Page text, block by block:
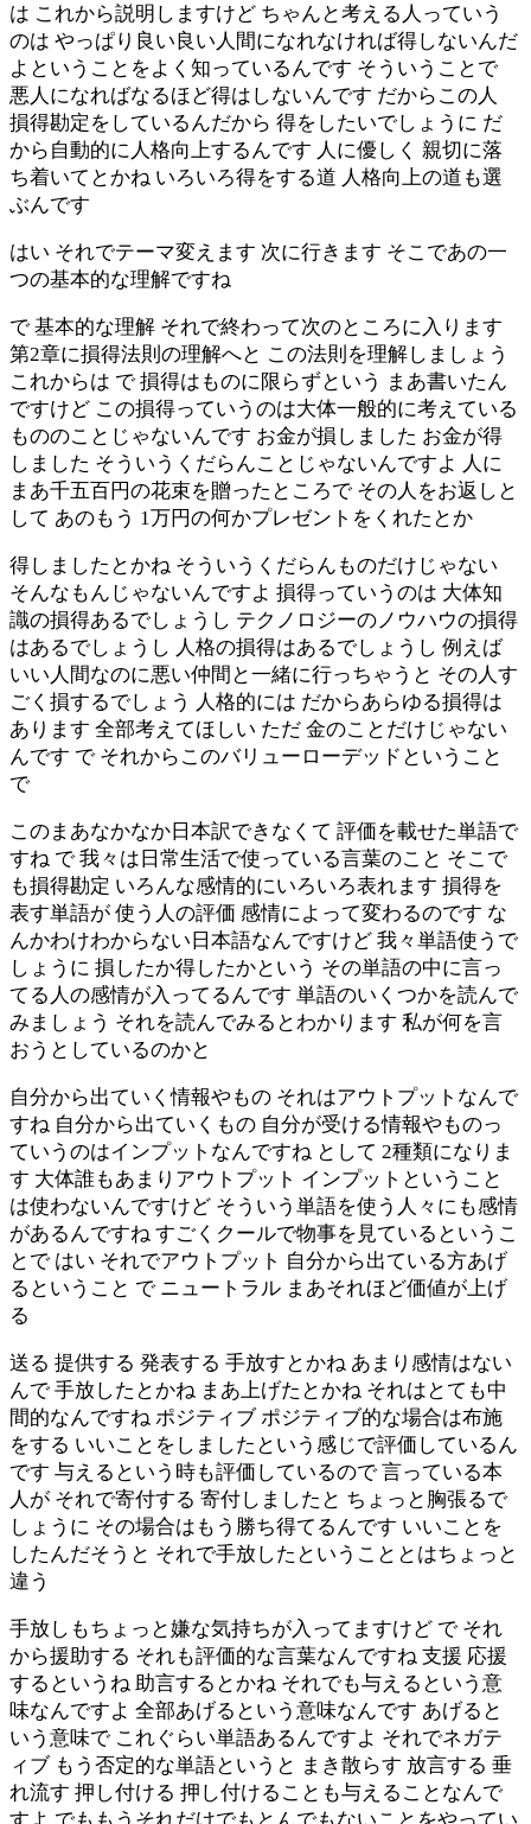
は これから説明しますけど ちゃんと考える人っていう
のは やっぱり良い良い人間になれなければ得しないんだ
よということをよく知っているんです そういうことで
悪人になればなるほど得はしないんです だからこの人
損得勘定をしているんだから 得をしたいでしょうに だ
から自動的に人格向上するんです 人に優しく 親切に落
ち着いてとかね いろいろ得をする道 人格向上の道も選
ぶんです
はい それでテーマ変えます 次に行きます そこであの一
つの基本的な理解ですね
で 基本的な理解 それで終わって次のところに入ります
第2章に損得法則の理解へと この法則を理解しましょう
これからは で 損得はものに限らずという まあ書いたん
ですけど この損得っていうのは大体一般的に考えている
もののことじゃないんです お金が損しました お金が得
しました そういうくだらんことじゃないんですよ 人に
まあ千五百円の花束を贈ったところで その人をお返しと
して あのもう 1万円の何かプレゼントをくれたとか
得しましたとかね そういうくだらんものだけじゃない
そんなもんじゃないんですよ 損得っていうのは 大体知
識の損得あるでしょうし テクノロジーのノウハウの損得
はあるでしょうし 人格の損得はあるでしょうし 例えば
いい人間なのに悪い仲間と一緒に行っちゃうと その人す
ごく損するでしょう 人格的には だからあらゆる損得は
あります 全部考えてほしい ただ 金のことだけじゃない
んです で それからこのバリューローデッドということ
で
このまあなかなか日本訳できなくて 評価を載せた単語で
すね で 我々は日常生活で使っている言葉のこと そこで
も損得勘定 いろんな感情的にいろいろ表れます 損得を
表す単語が 使う人の評価 感情によって変わるのです な
んかわけわからない日本語なんですけど 我々単語使うで
しょうに 損したか得したかという その単語の中に言っ
てる人の感情が入ってるんです 単語のいくつかを読んで
みましょう それを読んでみるとわかります 私が何を言
おうとしているのかと
自分から出ていく情報やもの それはアウトプットなんで
すね 自分から出ていくもの 自分が受ける情報やものっ
ていうのはインプットなんですね として 2種類になりま
す 大体誰もあまりアウトプット インプットということ
は使わないんですけど そういう単語を使う人々にも感情
があるんですね すごくクールで物事を見ているというこ
とで はい それでアウトプット 自分から出ている方あげ
るということ で ニュートラル まあそれほど価値が上げ
る
送る 提供する 発表する 手放すとかね あまり感情はない
んで 手放したとかね まあ上げたとかね それはとても中
間的なんですね ポジティブ ポジティブ的な場合は布施
をする いいことをしましたという感じで評価しているん
です 与えるという時も評価しているので 言っている本
人が それで寄付する 寄付しましたと ちょっと胸張るで
しょうに その場合はもう勝ち得てるんです いいことを
したんだそうと それで手放したということとはちょっと
違う
手放しもちょっと嫌な気持ちが入ってますけど で それ
から援助する それも評価的な言葉なんですね 支援 応援
するというね 助言するとかね それでも与えるという意
味なんですよ 全部あげるという意味なんです あげると
いう意味で これぐらい単語あるんですよ それでネガテ
ィブ もう否定的な単語というと まき散らす 放言する 垂
れ流す 押し付ける 押し付けることも与えることなんで